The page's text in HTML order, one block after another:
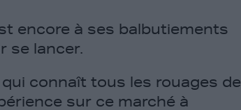
encore à ses balbutiements
se lancer.
connaît tous les rouages de
sur ce marché à